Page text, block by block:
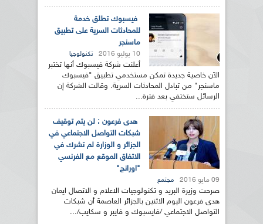
فيسبوك تطلق خدمة
للمحادثات السرية على تطبيق
ماسنجر
10 يوليو 2016 تكنولوجيا
أعلنت شركة فيسبوك أنها تختبر
الآن خاصية جديدة تمكن مستخدمي تطبيق "فيسبوك
ماسنجر" من تبادل المحادثات السرية. وقالت الشركة إن
الرسائل ستختفي بعد فترة...
هدى فرعون : لن يتم توقيف
شبكات التواصل الاجتماعي في
الجزائر و الوزارة لم تشرك في
الاتفاق الموقع مع الفرنسي
"اورانج"
09 مايو 2016 مجتمع
صرحت وزيرة البريد و تكنولوجيات الاعلام و الاتصال ايمان
هدى فرعون اليوم الاثنين بالجزائر العاصمة أن شبكات
التواصل الاجتماعي /فايسبوك و فايبر و سكايب/...